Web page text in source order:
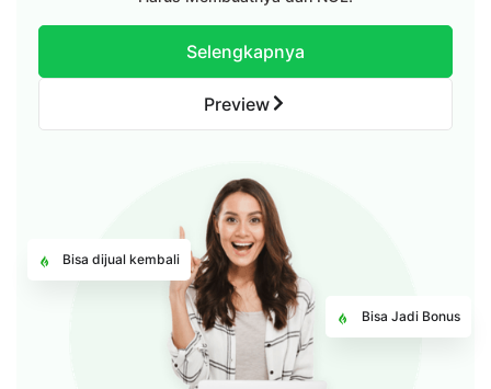
Selengkapnya
Preview
Bisa dijual kembali
Bisa Jadi Bonus